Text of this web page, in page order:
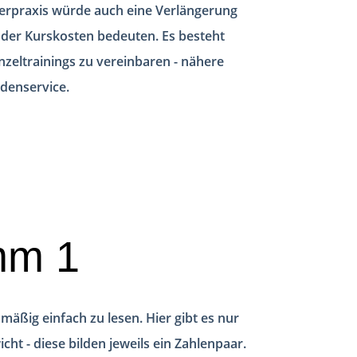
würde auch eine Verlängerung
Kurskosten bedeuten. Es besteht
zu vereinbaren - nähere
1
einfach zu lesen. Hier gibt es nur
- diese bilden jeweils ein Zahlenpaar.